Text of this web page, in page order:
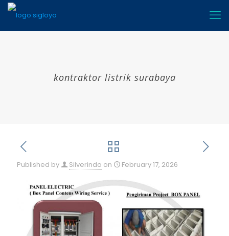
kontraktor listrik surabaya
Published by Silverindo on February 17, 2026